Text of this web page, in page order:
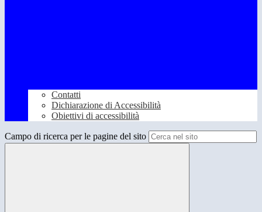
Contatti
Dichiarazione di Accessibilità
Obiettivi di accessibilità
Campo di ricerca per le pagine del sito